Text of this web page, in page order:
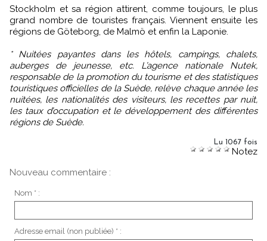
Stockholm et sa région attirent, comme toujours, le plus
grand nombre de touristes français. Viennent ensuite les
régions de Göteborg, de Malmö et enfin la Laponie.
* Nuitées payantes dans les hôtels, campings, chalets,
auberges de jeunesse, etc. L’agence nationale Nutek,
responsable de la promotion du tourisme et des statistiques
touristiques officielles de la Suède, relève chaque année les
nuitées, les nationalités des visiteurs, les recettes par nuit,
les taux d’occupation et le développement des différentes
régions de Suède.
Lu 1067 fois
Notez
Nouveau commentaire :
Nom * :
Adresse email (non publiée) * :